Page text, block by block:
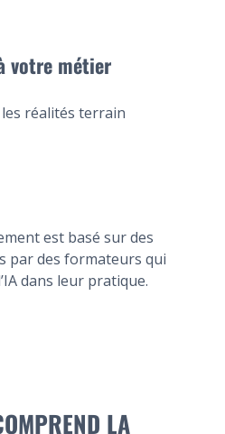
votre métier
réalités terrain
est basé sur des
par des formateurs qui
dans leur pratique.
LA